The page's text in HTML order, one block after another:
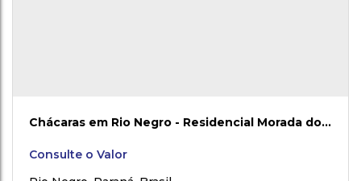
Chácaras em Rio Negro - Residencial Morada dos
Consulte o Valor